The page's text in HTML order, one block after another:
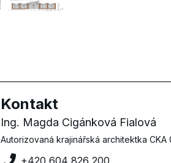
Kontakt
Ing. Magda Cigánková Fialová
Autorizovaná krajinářská architektka CKA